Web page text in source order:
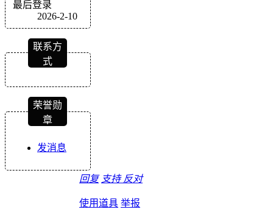
最后登录
2026-2-10
联系方
式
荣誉勋
章
发消息
回复 支持 反对
使用道具 举报